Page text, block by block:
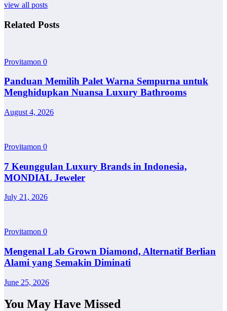
view all posts
Related Posts
Provitamon 0
Panduan Memilih Palet Warna Sempurna untuk
Menghidupkan Nuansa Luxury Bathrooms
August 4, 2026
Provitamon 0
7 Keunggulan Luxury Brands in Indonesia,
MONDIAL Jeweler
July 21, 2026
Provitamon 0
Mengenal Lab Grown Diamond, Alternatif Berlian
Alami yang Semakin Diminati
June 25, 2026
You May Have Missed